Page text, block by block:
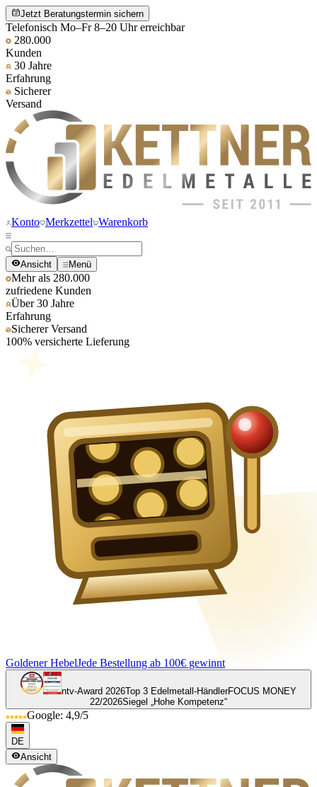
Jetzt Beratungstermin sichern
Telefonisch Mo–Fr 8–20 Uhr erreichbar
280.000
Kunden
30 Jahre
Erfahrung
Sicherer
Versand
Konto Merkzettel Warenkorb
Ansicht Menü
Mehr als 280.000
zufriedene Kunden
Über 30 Jahre
Erfahrung
Sicherer Versand
100% versicherte Lieferung
Goldener HebelJede Bestellung ab 100€ gewinnt
ntv-Award 2026Top 3 Edelmetall-HändlerFOCUS MONEY
22/2026Siegel „Hohe Kompetenz“
Google: 4,9/5
DE
Ansicht